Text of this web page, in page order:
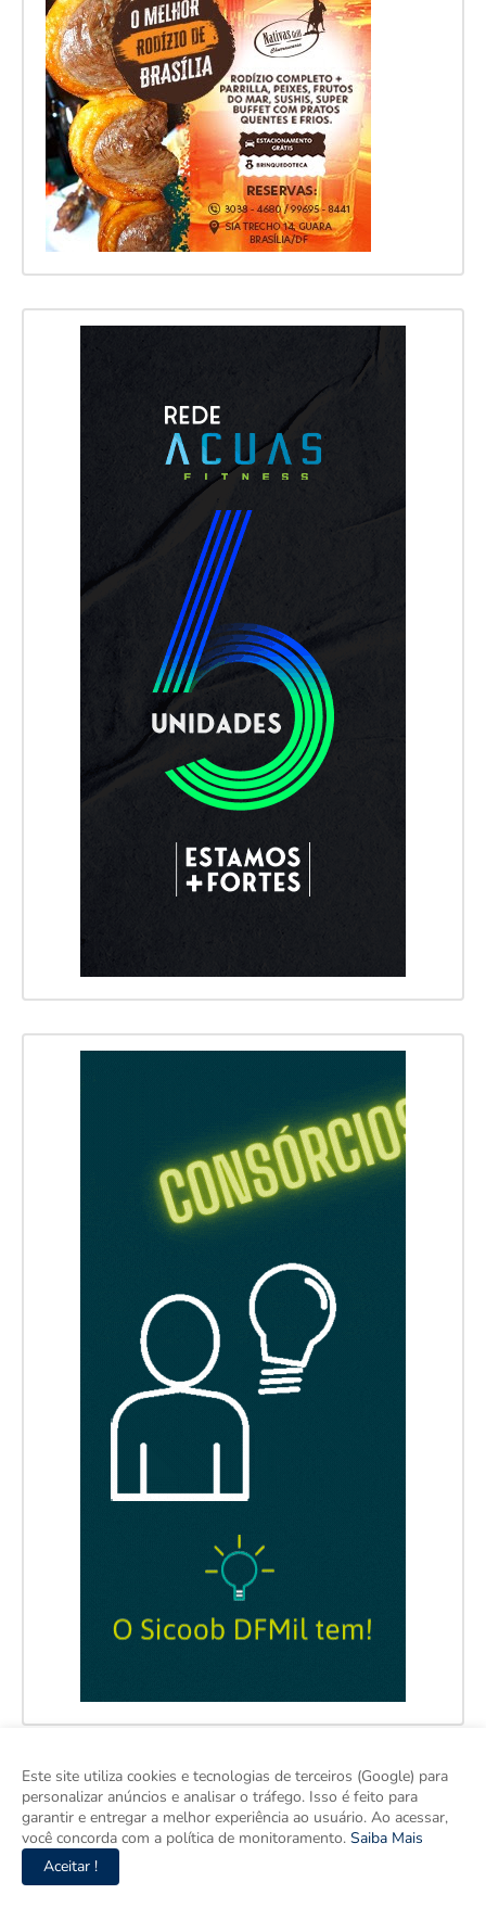
Este site utiliza cookies e tecnologias de terceiros (Google) para
personalizar anúncios e analisar o tráfego. Isso é feito para
garantir e entregar a melhor experiência ao usuário. Ao acessar,
você concorda com a política de monitoramento. Saiba Mais
Aceitar !